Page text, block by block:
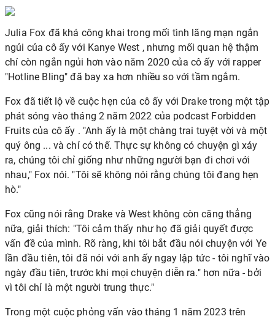
Julia Fox đã khá công khai trong mối tình lãng mạn ngắn
ngủi của cô ấy với Kanye West , nhưng mối quan hệ thậm
chí còn ngắn ngủi hơn vào năm 2020 của cô ấy với rapper
"Hotline Bling" đã bay xa hơn nhiều so với tầm ngắm.
Fox đã tiết lộ về cuộc hẹn của cô ấy với Drake trong một tập
phát sóng vào tháng 2 năm 2022 của podcast Forbidden
Fruits của cô ấy . "Anh ấy là một chàng trai tuyệt vời và một
quý ông ... và chỉ có thế. Thực sự không có chuyện gì xảy
ra, chúng tôi chỉ giống như những người bạn đi chơi với
nhau," Fox nói. "Tôi sẽ không nói rằng chúng tôi đang hẹn
hò."
Fox cũng nói rằng Drake và West không còn căng thẳng
nữa, giải thích: "Tôi cảm thấy như họ đã giải quyết được
vấn đề của mình. Rõ ràng, khi tôi bắt đầu nói chuyện với Ye
lần đầu tiên, tôi đã nói với anh ấy ngay lập tức - tôi nghĩ vào
ngày đầu tiên, trước khi mọi chuyện diễn ra." hơn nữa - bởi
vì tôi chỉ là một người trung thực."
Trong một cuộc phỏng vấn vào tháng 1 năm 2023 trên